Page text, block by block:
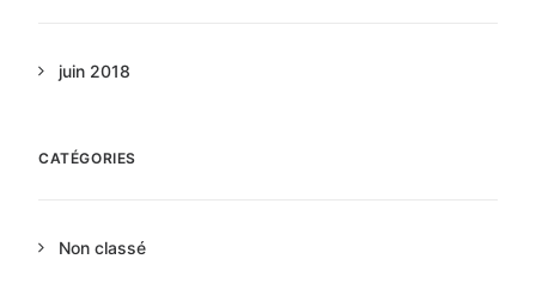
juin 2018
CATÉGORIES
Non classé